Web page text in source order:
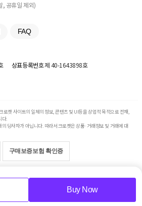
Buy Now
, 공휴일 제외)
FAQ
상표등록번호제 40-1643898호
로켓 사이트의 일체의 정보, 콘텐츠 및 UI등을 상업적 목적으로 전재,
다.
당사자가 아닙니다. 따라서 크로켓은 상품·거래정보 및 거래에 대
구매보증보험 확인증